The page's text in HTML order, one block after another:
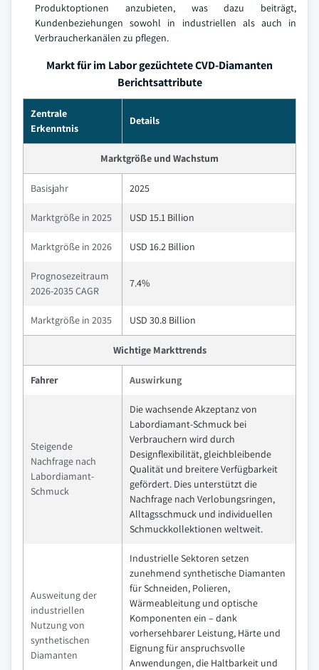
Produktoptionen anzubieten, was dazu beiträgt,
Kundenbeziehungen sowohl in industriellen als auch in
Verbraucherkanälen zu pflegen.
Markt für im Labor gezüchtete CVD-Diamanten
Berichtsattribute
Zentrale
Erkenntnis
Details
Marktgröße und Wachstum
Basisjahr 2025
Marktgröße in 2025 USD 15.1 Billion
Marktgröße in 2026 USD 16.2 Billion
Prognosezeitraum
2026-2035 CAGR
7.4%
Marktgröße in 2035 USD 30.8 Billion
Wichtige Markttrends
Fahrer Auswirkung
Steigende
Nachfrage nach
Labordiamant-
Schmuck
Die wachsende Akzeptanz von
Labordiamant-Schmuck bei
Verbrauchern wird durch
Designflexibilität, gleichbleibende
Qualität und breitere Verfügbarkeit
gefördert. Dies unterstützt die
Nachfrage nach Verlobungsringen,
Alltagsschmuck und individuellen
Schmuckkollektionen weltweit.
Ausweitung der
industriellen
Nutzung von
synthetischen
Diamanten
Industrielle Sektoren setzen
zunehmend synthetische Diamanten
für Schneiden, Polieren,
Wärmeableitung und optische
Komponenten ein – dank
vorhersehbarer Leistung, Härte und
Eignung für anspruchsvolle
Anwendungen, die Haltbarkeit und